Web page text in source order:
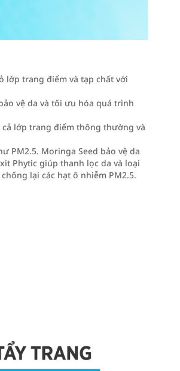
lớp trang điểm và tạp chất với
vệ da và tối ưu hóa quá trình
lớp trang điểm thông thường và
PM2.5. Moringa Seed bảo vệ da
Phytic giúp thanh lọc da và loại
lại các hạt ô nhiễm PM2.5.